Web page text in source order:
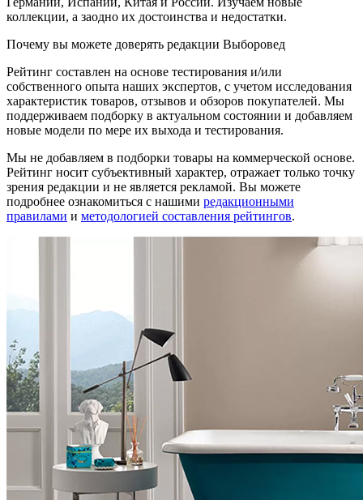
коллекции, а заодно их достоинства и недостатки.
Почему вы можете доверять редакции Выборовед
Рейтинг составлен на основе тестирования и/или
собственного опыта наших экспертов, с учетом исследования
характеристик товаров, отзывов и обзоров покупателей. Мы
поддерживаем подборку в актуальном состоянии и добавляем
новые модели по мере их выхода и тестирования.
Мы не добавляем в подборки товары на коммерческой основе.
Рейтинг носит субъективный характер, отражает только точку
зрения редакции и не является рекламой. Вы можете
подробнее ознакомиться с нашими редакционными
правилами и методологией составления рейтингов.